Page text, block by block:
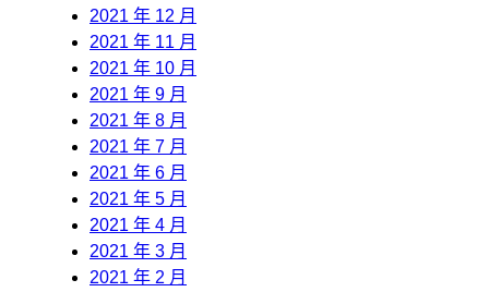
2021 年 12 月
2021 年 11 月
2021 年 10 月
2021 年 9 月
2021 年 8 月
2021 年 7 月
2021 年 6 月
2021 年 5 月
2021 年 4 月
2021 年 3 月
2021 年 2 月